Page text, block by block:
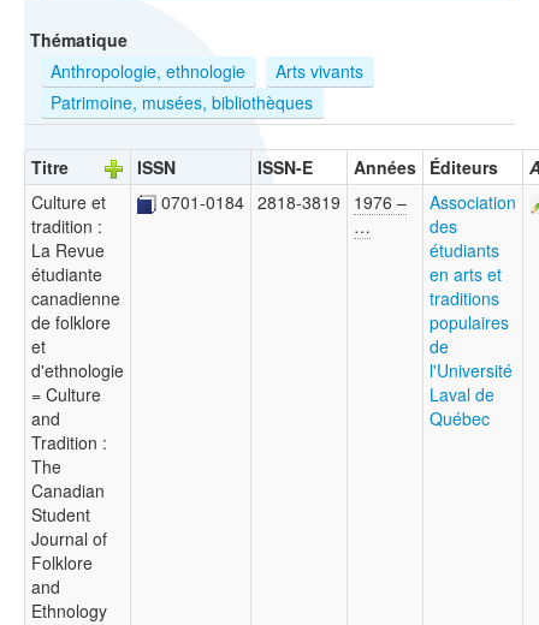
Thématique
Anthropologie, ethnologie
Arts vivants
Patrimoine, musées, bibliothèques
Titre ISSN ISSN-E Années Éditeurs
Culture et
tradition :
La Revue
étudiante
canadienne
de folklore
et
d'ethnologie
= Culture
and
Tradition :
The
Canadian
Student
Journal of
Folklore
and
Ethnology
0701-0184 2818-3819
1976 –
…
Association
des
étudiants
en arts et
traditions
populaires
de
l'Université
Laval de
Québec